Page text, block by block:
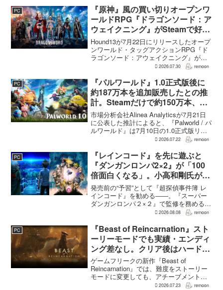
ると、シリーズディレクターの浜口直樹
氏がAU...
PC
『原神』風の買い切りオープンワ
ールドRPG『ドラゴンソード：ア
ウェイクニング』がSteamで好発
進。価格3,480円、レビュー5,000
件超で約90％好評
Hound13が7月22日にリリースしたオープ
ンワールド・タッグアクションRPG『ド
ラゴンソード：アウェイクニング』が、
Steamで好調なスタートを切った。7月30
ユーザーレビューは5,710件に達し、う...
2026.07.30 remoon
PC
『パルワールド』1.0正式版後に
約187万本を追加販売したとの推
計。Steamだけで約150万本、累
計3050万本規模
市場分析会社Alinea Analyticsが7月21日
に公表した推計によると、『Palworld / パ
ルワールド』は7月10日の1.0正式版リリ
ース後、Steamで約150万本、PS5で約30
各プ...
2026.07.22 remoon
PC
『レインコード』を先に遊ぶと
『ダンガンロンパ2×2』が「100
倍面白くなる」。小高和剛氏がプ
レイをおすすめ
発売前の“予習”として『超探偵事件簿 レ
インコード』を勧める――。『スーパー
ダンガンロンパ２×２』で監修を務める小
高和剛氏が、そんなメッセージをファン
ューでの発言で、小高氏は「先に『レイ
ンコー...
2026.08.08 remoon
PC
『Beast of Reincarnation』スト
ーリーモードでも実績・エンディ
ング差なし。クリア後はハード超
えのNEW GAME+も
ゲームフリークの新作『Beast of
Reincarnation』では、難度をストーリー
モードに変更しても、アチーブメントや
収集要素、エンディングに違いはない。
2026.07.23 remoon